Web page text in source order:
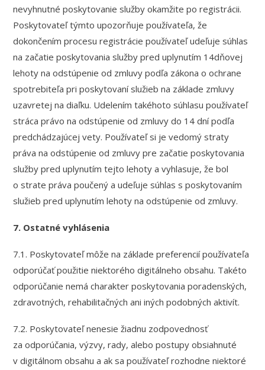
nevyhnutné poskytovanie služby okamžite po registrácii.
Poskytovateľ týmto upozorňuje používateľa, že
dokončením procesu registrácie používateľ udeľuje súhlas
na začatie poskytovania služby pred uplynutím 14dňovej
lehoty na odstúpenie od zmluvy podľa zákona o ochrane
spotrebiteľa pri poskytovaní služieb na základe zmluvy
uzavretej na diaľku. Udelením takéhoto súhlasu používateľ
stráca právo na odstúpenie od zmluvy do 14 dní podľa
predchádzajúcej vety. Používateľ si je vedomý straty
práva na odstúpenie od zmluvy pre začatie poskytovania
služby pred uplynutím tejto lehoty a vyhlasuje, že bol
o strate práva poučený a udeľuje súhlas s poskytovaním
služieb pred uplynutím lehoty na odstúpenie od zmluvy.
7. Ostatné vyhlásenia
7.1. Poskytovateľ môže na základe preferencií používateľa
odporúčať použitie niektorého digitálneho obsahu. Takéto
odporúčanie nemá charakter poskytovania poradenských,
zdravotných, rehabilitačných ani iných podobných aktivít.
7.2. Poskytovateľ nenesie žiadnu zodpovednosť
za odporúčania, výzvy, rady, alebo postupy obsiahnuté
v digitálnom obsahu a ak sa používateľ rozhodne niektoré